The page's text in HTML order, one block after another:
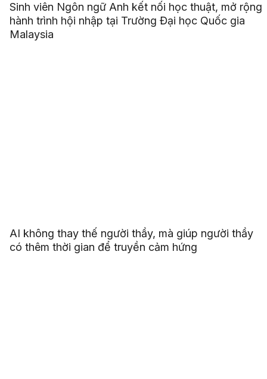
Sinh viên Ngôn ngữ Anh kết nối học thuật, mở rộng
hành trình hội nhập tại Trường Đại học Quốc gia
Malaysia
AI không thay thế người thầy, mà giúp người thầy
có thêm thời gian để truyền cảm hứng